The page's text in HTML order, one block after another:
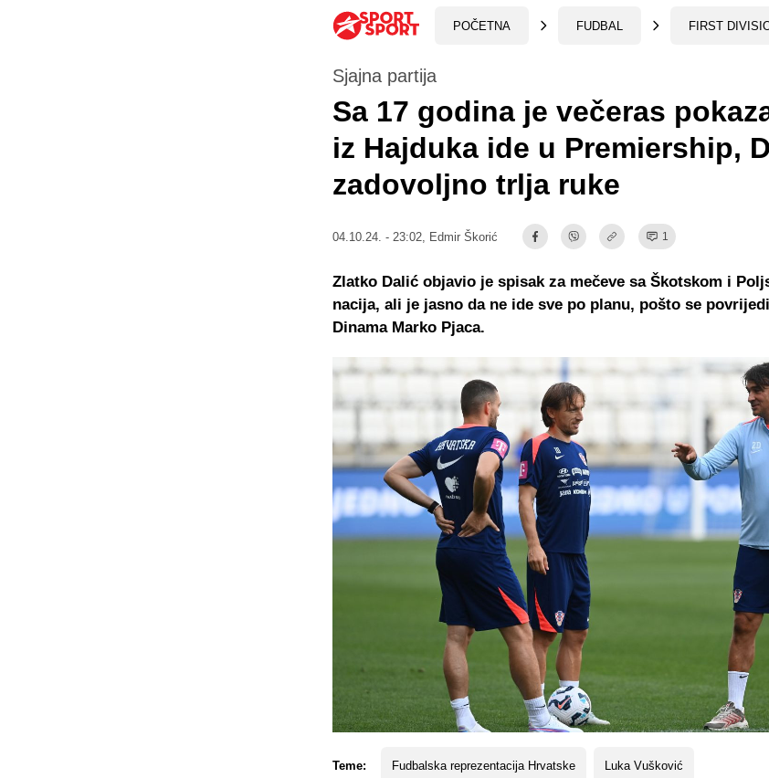
POČETNA FUDBAL FIRST
Sjajna partija
Sa 17 godina je večeras
iz Hajduka ide u Premiership,
zadovoljno trlja ruke
04.10.24. - 23:02, Edmir Škorić 1
Teme: Fudbalska reprezentacija Hrvatske Luka Vušković
Zlatko Dalić objavio je spisak za mečeve sa Škotskom i
nacija, ali je jasno da ne ide sve po planu, pošto se
Dinama Marko Pjaca.